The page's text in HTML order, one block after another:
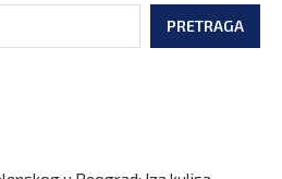
PRETRAGA